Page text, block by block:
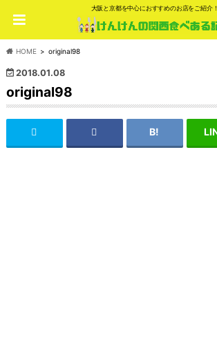
大阪と京都を中心におすすめのお店をご紹介！
HOME original98
2018.01.08
original98